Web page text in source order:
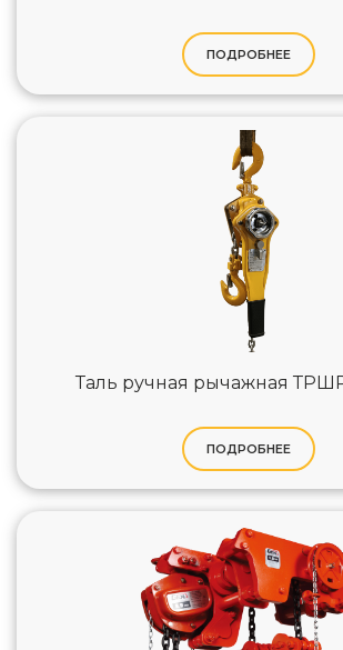
ПОДРОБНЕЕ
Таль ручная рычажная
ПОДРОБНЕЕ